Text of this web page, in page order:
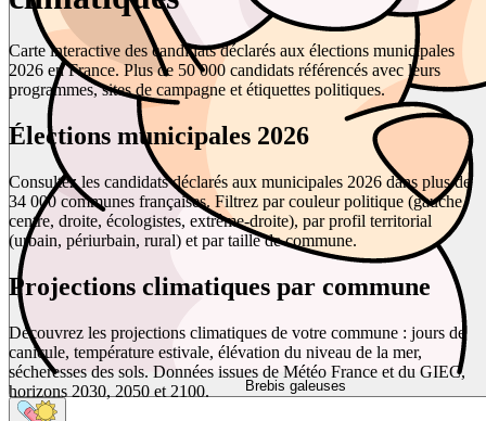
Brebis galeuses
Carte interactive des candidats déclarés aux élections municipales
2026 en France. Plus de 50 000 candidats référencés avec leurs
programmes, sites de campagne et étiquettes politiques.
Élections municipales 2026
Consultez les candidats déclarés aux municipales 2026 dans plus de
34 000 communes françaises. Filtrez par couleur politique (gauche,
centre, droite, écologistes, extrême-droite), par profil territorial
(urbain, périurbain, rural) et par taille de commune.
Projections climatiques par commune
Découvrez les projections climatiques de votre commune : jours de
canicule, température estivale, élévation du niveau de la mer,
sécheresses des sols. Données issues de Météo France et du GIEC,
horizons 2030, 2050 et 2100.